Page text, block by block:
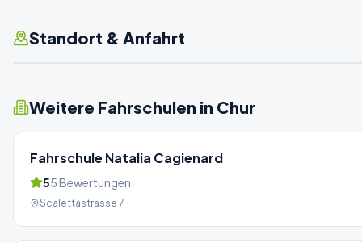
Standort & Anfahrt
Weitere Fahrschulen in Chur
Fahrschule Natalia Cagienard
55 Bewertungen
Scalettastrasse 7